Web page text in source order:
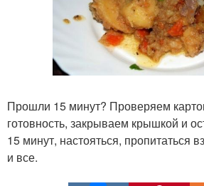
Прошли 15 минут? Проверяем
готовность, закрываем крышкой и
15 минут, настояться, пропитаться
и все.